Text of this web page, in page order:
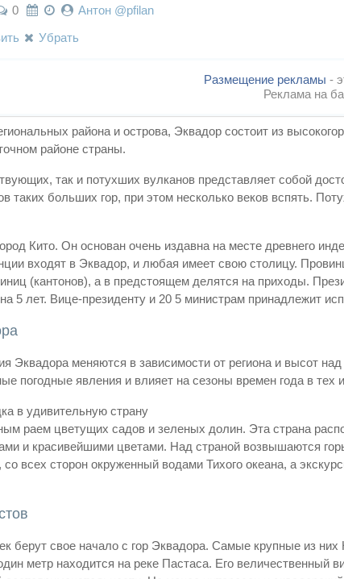
0
Антон @pfilan
Убрать
Размещение рекламы -
Реклама на
района и острова, Эквадор состоит из
районе страны.
так и потухших вулканов представляет собой
таких больших гор, при этом несколько веков вспять.
Кито. Он основан очень издавна на месте древнего
входят в Эквадор, и любая имеет свою столицу.
(кантонов), а в предстоящем делятся на приходы.
5 лет. Вице-президенту и 20 5 министрам принадлежит
Эквадора меняются в зависимости от региона и высот
погодные явления и влияет на сезоны времен года в тех
в удивительную страну
раем цветущих садов и зеленых долин. Эта страна
и красивейшими цветами. Над страной возвышаются
со всех сторон окруженный водами Тихого океана, а
берут свое начало с гор Эквадора. Самые крупные из
метр находится на реке Пастаса. Его величественный